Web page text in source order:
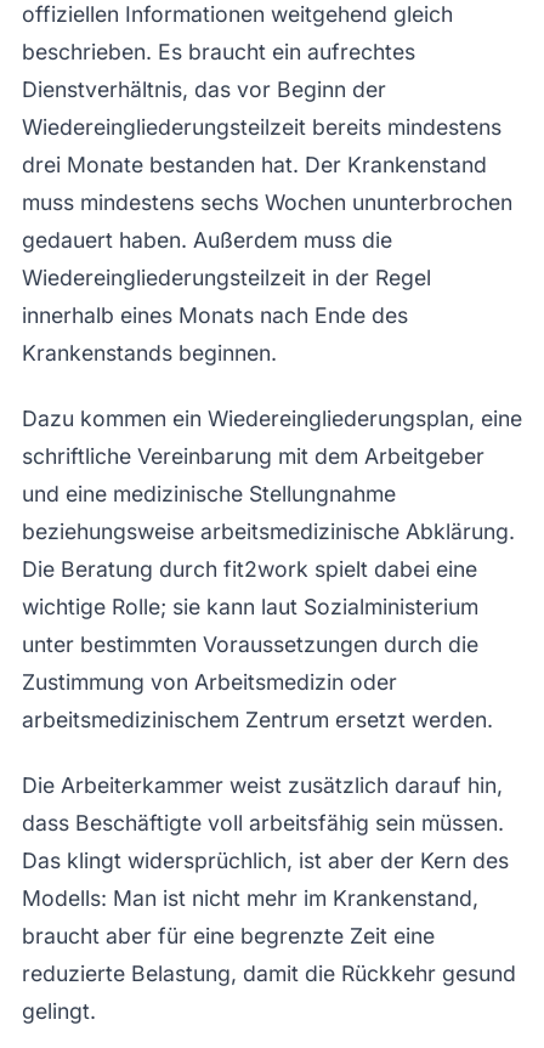
offiziellen Informationen weitgehend gleich
beschrieben. Es braucht ein aufrechtes
Dienstverhältnis, das vor Beginn der
Wiedereingliederungsteilzeit bereits mindestens
drei Monate bestanden hat. Der Krankenstand
muss mindestens sechs Wochen ununterbrochen
gedauert haben. Außerdem muss die
Wiedereingliederungsteilzeit in der Regel
innerhalb eines Monats nach Ende des
Krankenstands beginnen.
Dazu kommen ein Wiedereingliederungsplan, eine
schriftliche Vereinbarung mit dem Arbeitgeber
und eine medizinische Stellungnahme
beziehungsweise arbeitsmedizinische Abklärung.
Die Beratung durch fit2work spielt dabei eine
wichtige Rolle; sie kann laut Sozialministerium
unter bestimmten Voraussetzungen durch die
Zustimmung von Arbeitsmedizin oder
arbeitsmedizinischem Zentrum ersetzt werden.
Die Arbeiterkammer weist zusätzlich darauf hin,
dass Beschäftigte voll arbeitsfähig sein müssen.
Das klingt widersprüchlich, ist aber der Kern des
Modells: Man ist nicht mehr im Krankenstand,
braucht aber für eine begrenzte Zeit eine
reduzierte Belastung, damit die Rückkehr gesund
gelingt.